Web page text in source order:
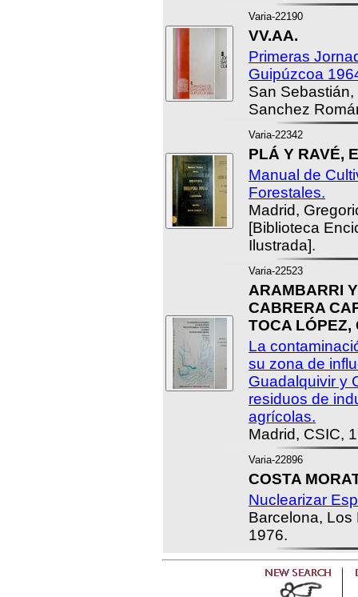
Varia-22190
VV.AA.
Primeras
Guipúzcoa
San
Sanchez
Varia-22342
PLÁ Y RAVÉ,
Manual de
Forestales.
Madrid,
[Biblioteca
Ilustrada].
Varia-22523
ARAMBARRI
CABRERA
TOCA LÓPEZ,
La
su zona de
Guadalquivir y
residuos de
agrícolas.
Madrid, CSIC,
Varia-22896
COSTA
Nuclearizar
Barcelona, Los
1976.